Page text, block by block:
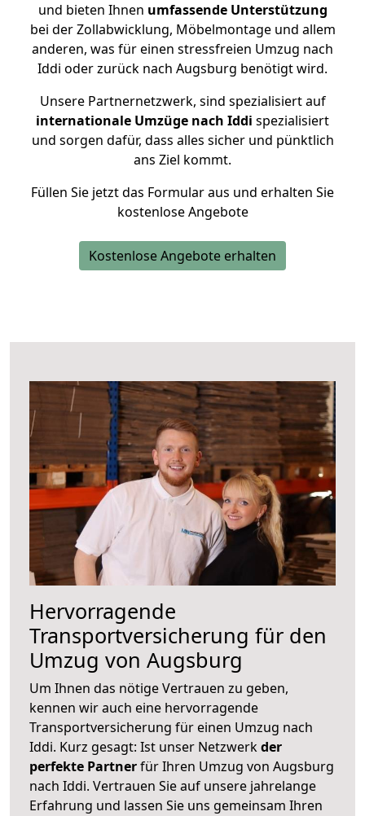
und bieten Ihnen umfassende Unterstützung
bei der Zollabwicklung, Möbelmontage und allem
anderen, was für einen stressfreien Umzug nach
Iddi oder zurück nach Augsburg benötigt wird.
Unsere Partnernetzwerk, sind spezialisiert auf
internationale Umzüge nach Iddi spezialisiert
und sorgen dafür, dass alles sicher und pünktlich
ans Ziel kommt.
Füllen Sie jetzt das Formular aus und erhalten Sie
kostenlose Angebote
Kostenlose Angebote erhalten
Hervorragende
Transportversicherung für den
Umzug von Augsburg
Um Ihnen das nötige Vertrauen zu geben,
kennen wir auch eine hervorragende
Transportversicherung für einen Umzug nach
Iddi. Kurz gesagt: Ist unser Netzwerkder
perfekte Partnerfür Ihren Umzug von Augsburg
nach Iddi. Vertrauen Sie auf unsere jahrelange
Erfahrung und lassen Sie uns gemeinsam Ihren